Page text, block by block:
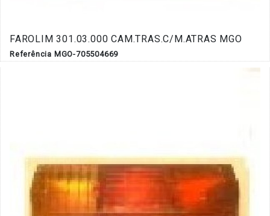
FAROLIM 301.03.000 CAM.TRAS.C/M.ATRAS MGO
Referência MGO-705504669